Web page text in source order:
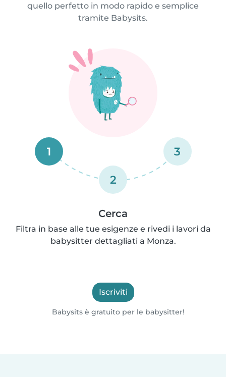
quello perfetto in modo rapido e semplice
tramite Babysits.
1
2
3
Cerca
Filtra in base alle tue esigenze e rivedi i lavori da
babysitter dettagliati a Monza.
Iscriviti
Babysits è gratuito per le babysitter!